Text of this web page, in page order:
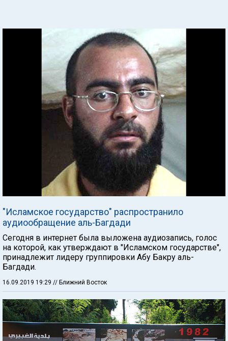
"Исламское государство" распространило
аудиообращение аль-Багдади
Сегодня в интернет была выложена аудиозапись, голос
на которой, как утверждают в "Исламском государстве",
принадлежит лидеру группировки Абу Бакру аль-
Багдади.
16.09.2019 19:29 // Ближний Восток